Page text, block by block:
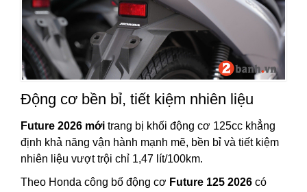
Động cơ bền bỉ, tiết kiệm nhiên liệu
Future 2026 mới trang bị khối động cơ 125cc khẳng
định khả năng vận hành mạnh mẽ, bền bỉ và tiết kiệm
nhiên liệu vượt trội chỉ 1,47 lít/100km.
Theo Honda công bố động cơ Future 125 2026 có